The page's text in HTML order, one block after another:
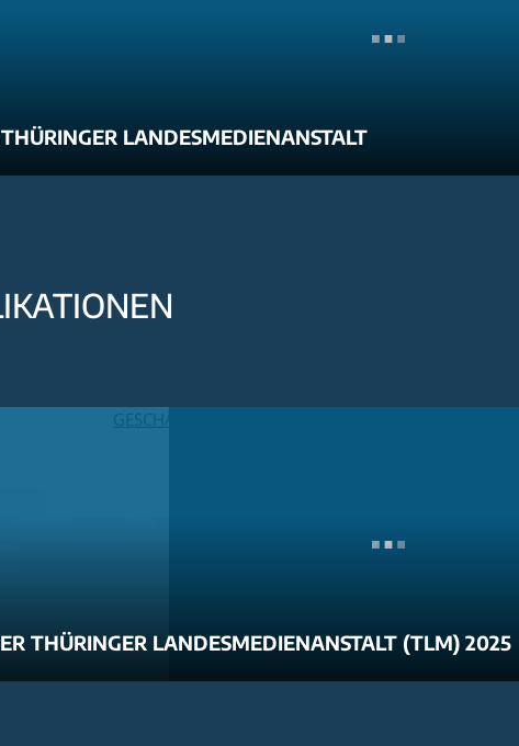
LANDESMEDIENANSTALT
THÜRINGER LANDESMEDIENANSTALT (TLM) 2025